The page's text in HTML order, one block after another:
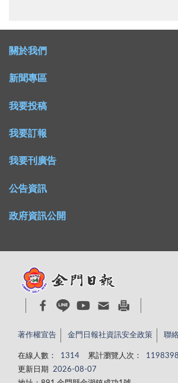
關於我們
新聞專區
我要投稿
我要訂報
我要刊廣告
公告資訊
政府資訊公開
著作權宣告 金門日報社資訊安全政策 聯
在線人數： 1314 累計瀏覽人次：
更新日期
2026-08-07